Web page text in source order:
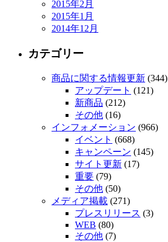
2015年2月
2015年1月
2014年12月
カテゴリー
商品に関する情報更新 (344)
アップデート (121)
新商品 (212)
その他 (16)
インフォメーション (966)
イベント (668)
キャンペーン (145)
サイト更新 (17)
重要 (79)
その他 (50)
メディア掲載 (271)
プレスリリース (3)
WEB (80)
その他 (7)